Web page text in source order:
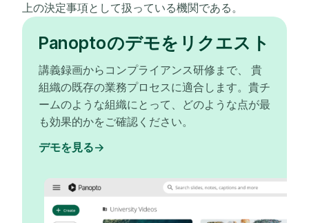
上の決定事項として扱っている機関である。
Panoptoのデモをリクエスト
講義録画からコンプライアンス研修まで、 貴
組織の既存の業務プロセスに適合します。貴チ
ームのような組織にとって、どのような点が最
も効果的かをご確認ください。
デモを見る